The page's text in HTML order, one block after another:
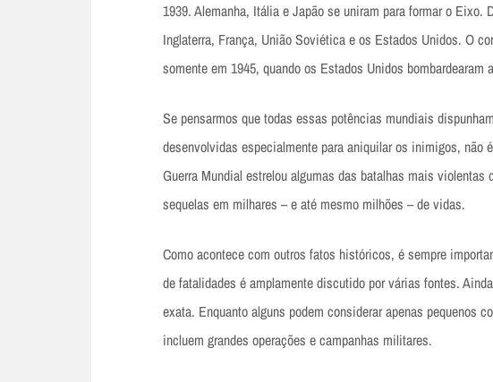
1939. Alemanha, Itália e Japão se uniram para formar o Eixo.
Inglaterra, França, União Soviética e os Estados Unidos. O
somente em 1945, quando os Estados Unidos
Se pensarmos que todas essas potências mundiais
desenvolvidas especialmente para aniquilar os inimigos, não
Guerra Mundial estrelou algumas das batalhas mais
sequelas em milhares – e até mesmo milhões – de vidas.
Como acontece com outros fatos históricos, é sempre
de fatalidades é amplamente discutido por várias fontes.
exata. Enquanto alguns podem considerar apenas pequenos
incluem grandes operações e campanhas militares.